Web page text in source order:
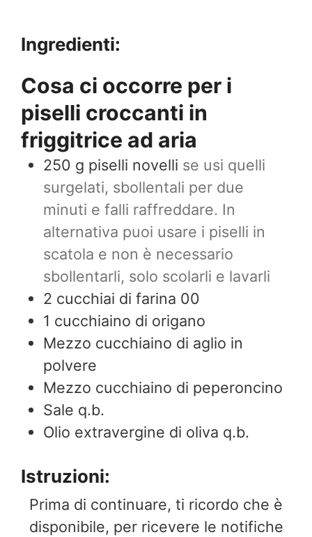
Ingredienti:
Cosa ci occorre per i
piselli croccanti in
friggitrice ad aria
250 g piselli novelli se usi quelli
surgelati, sbollentali per due
minuti e falli raffreddare. In
alternativa puoi usare i piselli in
scatola e non è necessario
sbollentarli, solo scolarli e lavarli
2 cucchiai di farina 00
1 cucchiaino di origano
Mezzo cucchiaino di aglio in
polvere
Mezzo cucchiaino di peperoncino
Sale q.b.
Olio extravergine di oliva q.b.
Istruzioni:
Prima di continuare, ti ricordo che è
disponibile, per ricevere le notifiche